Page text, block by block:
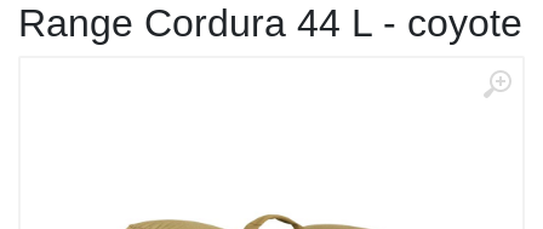
Range Cordura 44 L - coyote